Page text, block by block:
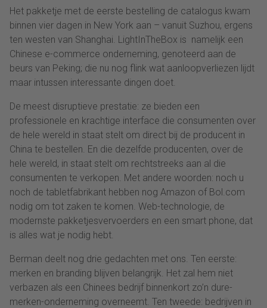
Het pakketje met de eerste bestelling de catalogus kwam
binnen vier dagen in New York aan – vanuit Suzhou, ergens
ten westen van Shanghai. LightInTheBox is namelijk een
Chinese e-commerce onderneming, genoteerd aan de
beurs van Peking; die nu nog flink wat aanloopverliezen lijdt
maar intussen interessante dingen doet.
De meest disruptieve prestatie: ze bieden een
professionele en krachtige interface die consumenten over
de hele wereld in staat stelt om direct bij de producent in
China te bestellen. En die dezelfde producenten, over de
hele wereld, in staat stelt om rechtstreeks aan al die
consumenten te verkopen. Met andere woorden: noch u
noch de tabletfabrikant hebben nog Amazon of Bol.com
nodig om tot zaken te komen. Web-technologie, de
modernste pakketjesvervoerders en een smart phone, dat
is alles wat je nodig hebt.
Berman deelt nog drie gedachten met ons. Ten eerste:
merken en branding blijven belangrijk. Het zal hem niet
verbazen als een Chinees bedrijf binnenkort zo’n dure-
merken-onderneming overneemt. Ten tweede: bedrijven in